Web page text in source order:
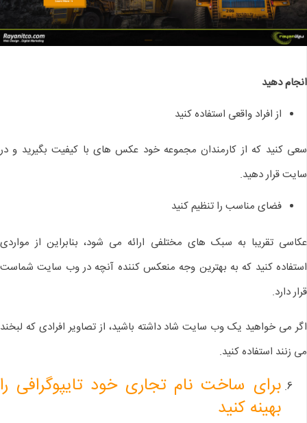
انجام دهید
از افراد واقعی استفاده کنید
سعی کنید که از کارمندان مجموعه خود عکس های با کیفیت بگیرید و در
سایت قرار دهید.
فضای مناسب را تنظیم کنید
عکاسی تقریبا به سبک های مختلفی ارائه می شود، بنابراین از مواردی
استفاده کنید که به بهترین وجه منعکس کننده آنچه در وب سایت شماست
قرار دارد.
اگر می خواهید یک وب سایت شاد داشته باشید، از تصاویر افرادی که لبخند
می زنند استفاده کنید.
برای ساخت نام تجاری خود تایپوگرافی را
بهینه کنید